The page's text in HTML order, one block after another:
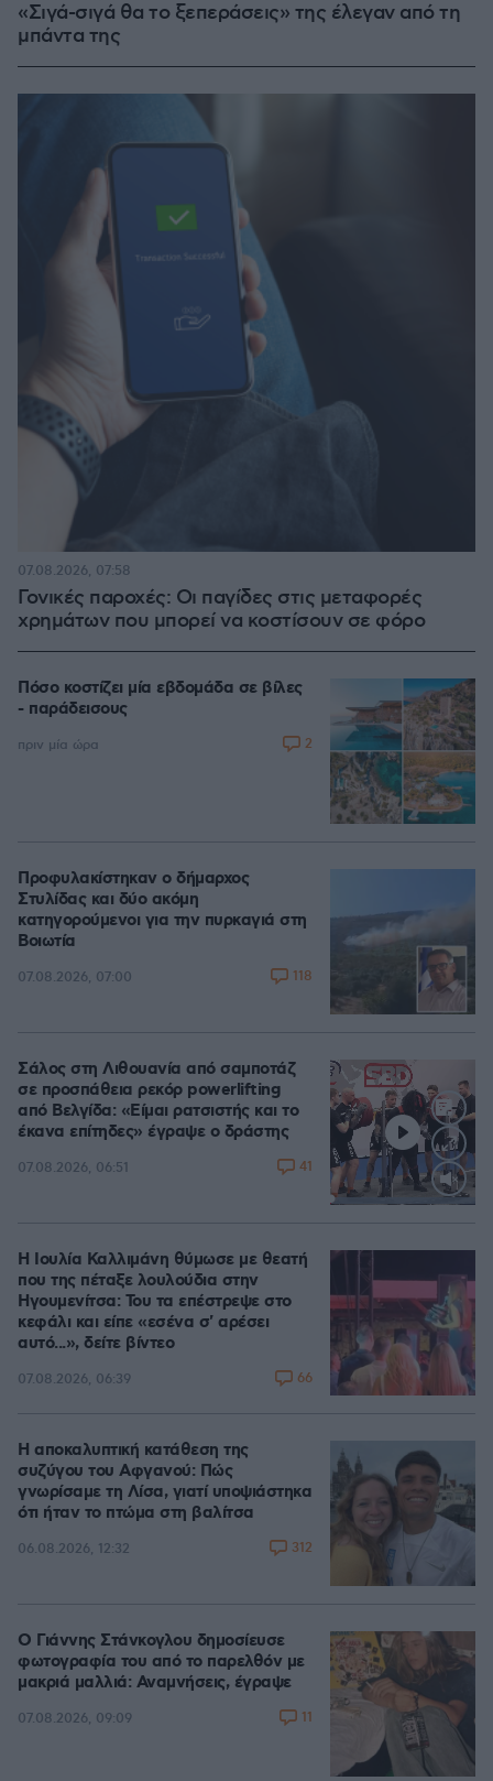
«Σιγά-σιγά θα το ξεπεράσεις» της έλεγαν από τη
μπάντα της
Γονικές παροχές: Οι παγίδες στις μεταφορές
χρημάτων που μπορεί να κοστίσουν σε φόρο
07.08.2026, 07:58
Πόσο κοστίζει μία εβδομάδα σε βίλες
- παράδεισους
πριν μία ώρα 2
Προφυλακίστηκαν ο δήμαρχος
Στυλίδας και δύο ακόμη
κατηγορούμενοι για την πυρκαγιά στη
Βοιωτία
07.08.2026, 07:00 118
Loaded
Σάλος στη Λιθουανία από σαμποτάζ
σε προσπάθεια ρεκόρ powerlifting
από Βελγίδα: «Είμαι ρατσιστής και το
έκανα επίτηδες» έγραψε ο δράστης
07.08.2026, 06:51 41
Η Ιουλία Καλλιμάνη θύμωσε με θεατή
που της πέταξε λουλούδια στην
Ηγουμενίτσα: Του τα επέστρεψε στο
κεφάλι και είπε «εσένα σ' αρέσει
αυτό...», δείτε βίντεο
07.08.2026, 06:39 66
Η αποκαλυπτική κατάθεση της
συζύγου του Αφγανού: Πώς
γνωρίσαμε τη Λίσα, γιατί υποψιάστηκα
ότι ήταν το πτώμα στη βαλίτσα
06.08.2026, 12:32 312
Ο Γιάννης Στάνκογλου δημοσίευσε
φωτογραφία του από το παρελθόν με
μακριά μαλλιά: Αναμνήσεις, έγραψε
07.08.2026, 09:09 11